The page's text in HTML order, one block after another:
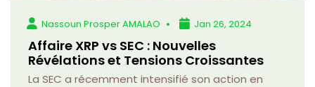
Nassoun Prosper AMALAO Jan 26, 2024
Affaire XRP vs SEC : Nouvelles
Révélations et Tensions Croissantes
La SEC a récemment intensifié son action en